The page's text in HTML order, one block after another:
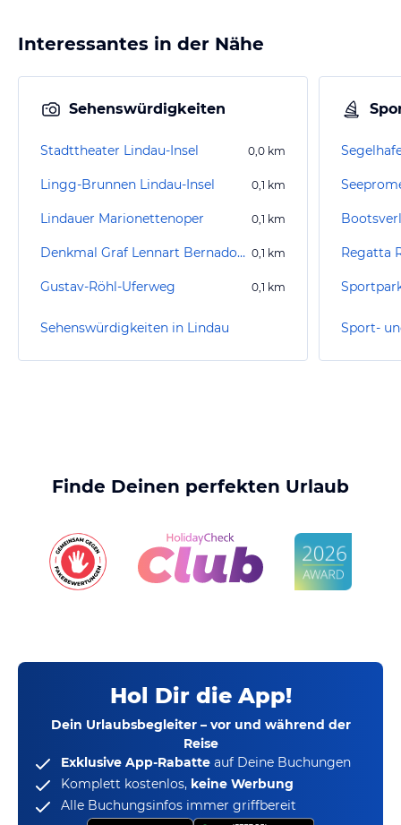
Interessantes in der Nähe
Sehenswürdigkeiten
Stadttheater Lindau-Insel 0,0 km
Lingg-Brunnen Lindau-Insel 0,1 km
Lindauer Marionettenoper 0,1 km
Denkmal Graf Lennart Bernadotte 0,1 km
Gustav-Röhl-Uferweg 0,1 km
Sehenswürdigkeiten in Lindau
Regatta
Sport-
Finde Deinen perfekten Urlaub
Hol Dir die App!
Dein Urlaubsbegleiter – vor und während der
Reise
Exklusive App-Rabatte auf Deine Buchungen
Komplett kostenlos, keine Werbung
Alle Buchungsinfos immer griffbereit